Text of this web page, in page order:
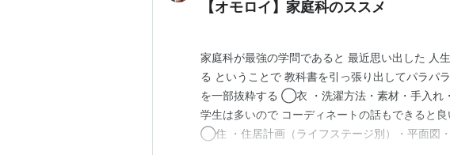
【オモロイ】家庭科のススメ
家庭科が最強の学問であると 最近思い出した 人
る ということで 教科書を引っ張り出してパラパ
を一部抜粋する ◯衣 ・洗濯方法・素材・手入れ
学生は多いので コーディネートの話もできると
◯住 ・住居計画（ライフステージ別）・平面図